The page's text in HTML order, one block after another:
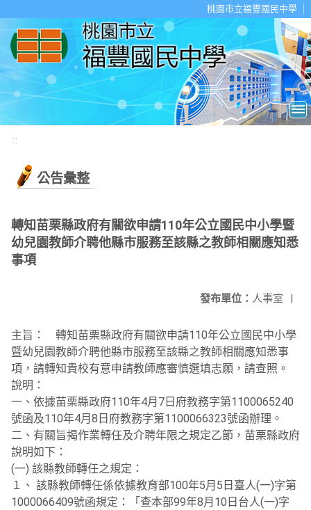
桃園市立福豐國民中學
:::
公告彙整
轉知苗栗縣政府有關欲申請110年公立國民中小學暨
幼兒園教師介聘他縣市服務至該縣之教師相關應知悉
事項
發布單位： 人事室 |
主旨： 轉知苗栗縣政府有關欲申請110年公立國民中小學
暨幼兒園教師介聘他縣市服務至該縣之教師相關應知悉事
項，請轉知貴校有意申請教師應審慎選填志願，請查照。
說明：
一、依據苗栗縣政府110年4月7日府教務字第1100065240
號函及110年4月8日府教務字第1100066323號函辦理。
二、有關旨揭作業轉任及介聘年限之規定乙節，苗栗縣政府
說明如下：
(一) 該縣教師轉任之規定：
１、 該縣教師轉任係依據教育部100年5月5日臺人(一)字第
1000066409號函規定：「查本部99年8月10日台人(一)字